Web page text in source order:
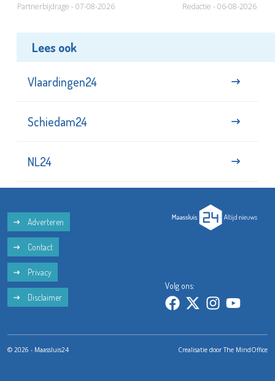
Partnerbijdrage - 07-08-2026 Redactie - 06-08-2026
Lees ook
Vlaardingen24
Schiedam24
NL24
Adverteren
Contact
Privacy
Disclaimer
Volg ons:
© 2026 - Maassluis24 Crealisatie doorThe MindOffice